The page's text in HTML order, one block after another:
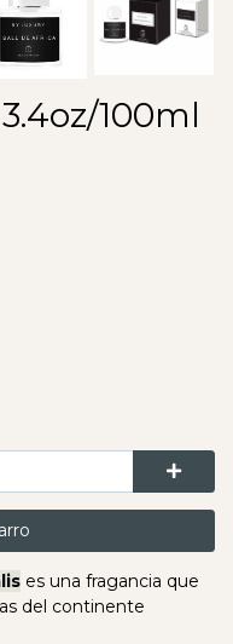
100ml
es una fragancia que
del continente